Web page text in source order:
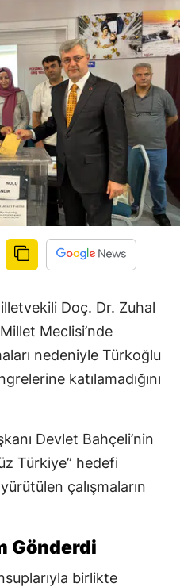
Doç. Dr. Zuhal
Meclisi’nde
nedeniyle Türkoğlu
katılamadığını
Devlet Bahçeli’nin
Türkiye” hedefi
çalışmaların
Gönderdi
birlikte